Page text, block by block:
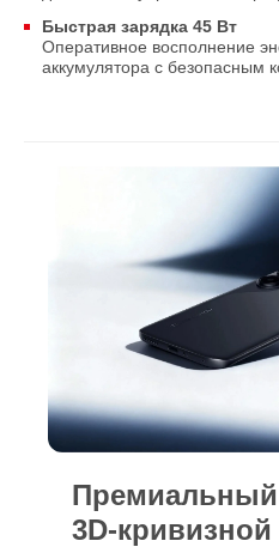
Быстрая зарядка 45 Вт
Оперативное восполнение
аккумулятора с безопасным
Премиальный
3D-кривизной